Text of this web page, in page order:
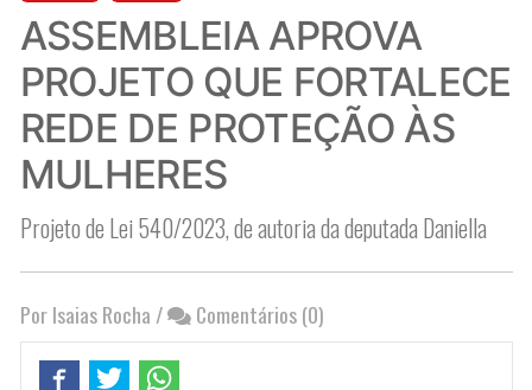
ASSEMBLEIA APROVA
PROJETO QUE FORTALECE
REDE DE PROTEÇÃO ÀS
MULHERES
Projeto de Lei 540/2023, de autoria da deputada Daniella
Por Isaias Rocha / Comentários (0)